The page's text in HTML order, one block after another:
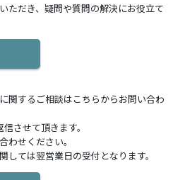
ただき、疑問や質問の解決にお役立て
関するご相談はこちらからお問い合わ
させて頂きます。
わせください。
ては翌営業日の受付となります。